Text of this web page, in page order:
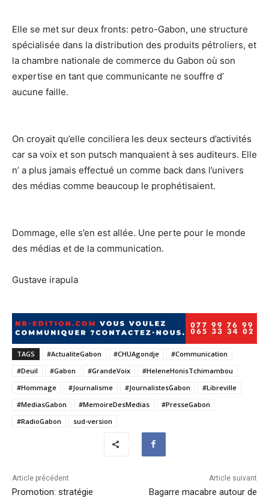
Elle se met sur deux fronts: petro-Gabon, une structure
spécialisée dans la distribution des produits pétroliers, et
la chambre nationale de commerce du Gabon où son
expertise en tant que communicante ne souffre d’
aucune faille.
On croyait qu’elle conciliera les deux secteurs d’activités
car sa voix et son putsch manquaient à ses auditeurs. Elle
n’ a plus jamais effectué un comme back dans l’univers
des médias comme beaucoup le prophétisaient.
Dommage, elle s’en est allée. Une perte pour le monde
des médias et de la communication.
Gustave irapula
TAGS #ActualiteGabon #CHUAgondje
#Communication
#Deuil
#Gabon #GrandeVoix
#HeleneHonisTchimambou
#Hommage
#Journalisme #JournalistesGabon
#Libreville
#MediasGabon
#MemoireDesMedias
#PresseGabon
#RadioGabon
sud-version
Article précédent
Promotion: stratégie
Article suivant
Bagarre macabre autour de